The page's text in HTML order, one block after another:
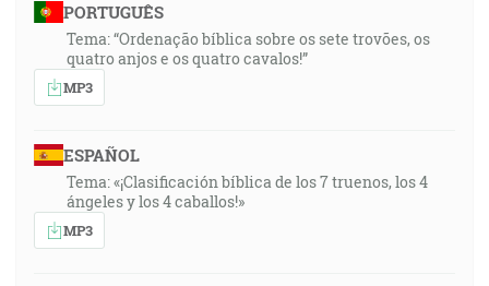
PORTUGUÊS
Tema: “Ordenação bíblica sobre os sete trovões, os
quatro anjos e os quatro cavalos!”
MP3
ESPAÑOL
Tema: «¡Clasificación bíblica de los 7 truenos, los 4
ángeles y los 4 caballos!»
MP3